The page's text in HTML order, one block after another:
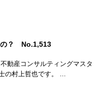
の？ No.1,513
動産コンサルティングマスタ
の村上哲也です。 ...